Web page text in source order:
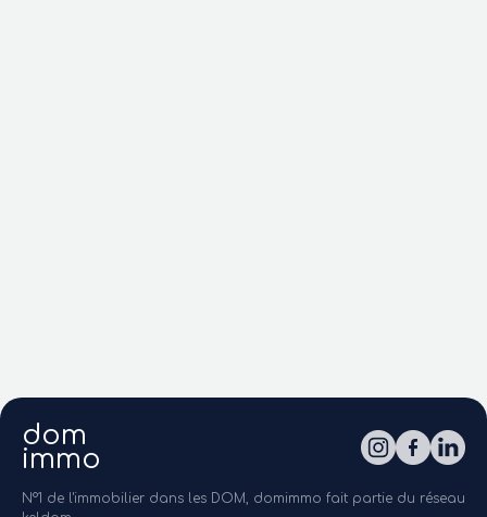
dom
immo
N°1 de l'immobilier dans les DOM, domimmo fait partie du réseau